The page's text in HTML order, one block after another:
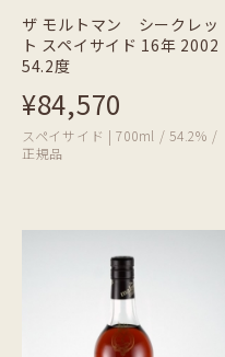
ザ モルトマン シークレッ
ト スペイサイド 16年 2002
54.2度
¥84,570
スペイサイド | 700ml / 54.2% /
正規品